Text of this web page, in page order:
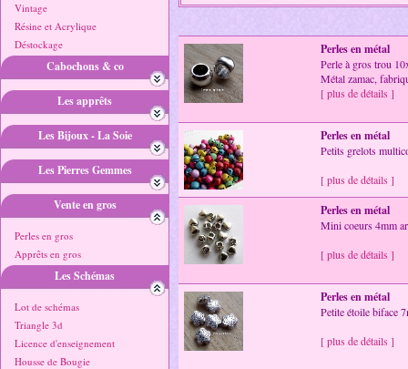
Vintage
Résine et Acrylique
Déstockage
Cabochons & co
Les apprêts
Les Bijoux - La Soie
Les Pierres Gemmes
Vente en gros
Perles en gros
Apprêts en gros
Les Schémas
Lot de schémas
Triangle 3d
Licence d'enseignement
Housse de Bougie
Perles en métal
Perle à gros trou
Métal zamac,
[ plus de détails ]
Perles en métal
Petits grelots
[ plus de détails ]
Perles en métal
Mini coeurs 4mm
[ plus de détails ]
Perles en métal
Petite étoile biface
[ plus de détails ]